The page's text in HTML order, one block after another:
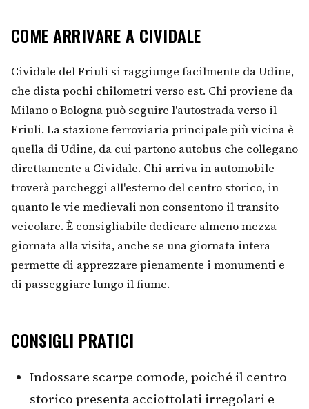
COME ARRIVARE A CIVIDALE
Cividale del Friuli si raggiunge facilmente da Udine,
che dista pochi chilometri verso est. Chi proviene da
Milano o Bologna può seguire l'autostrada verso il
Friuli. La stazione ferroviaria principale più vicina è
quella di Udine, da cui partono autobus che collegano
direttamente a Cividale. Chi arriva in automobile
troverà parcheggi all'esterno del centro storico, in
quanto le vie medievali non consentono il transito
veicolare. È consigliabile dedicare almeno mezza
giornata alla visita, anche se una giornata intera
permette di apprezzare pienamente i monumenti e
di passeggiare lungo il fiume.
CONSIGLI PRATICI
Indossare scarpe comode, poiché il centro
storico presenta acciottolati irregolari e